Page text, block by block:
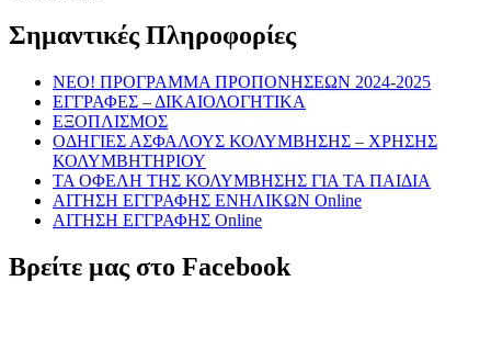
Σημαντικές Πληροφορίες
NEO! ΠΡΟΓΡΑΜΜΑ ΠΡΟΠΟΝΗΣΕΩΝ 2024-2025
ΕΓΓΡΑΦΕΣ – ΔΙΚΑΙΟΛΟΓΗΤΙΚΑ
ΕΞΟΠΛΙΣΜΟΣ
ΟΔΗΓΙΕΣ ΑΣΦΑΛΟΥΣ ΚΟΛΥΜΒΗΣΗΣ – ΧΡΗΣΗΣ
ΚΟΛΥΜΒΗΤΗΡΙΟΥ
ΤΑ ΟΦΕΛΗ ΤΗΣ ΚΟΛΥΜΒΗΣΗΣ ΓΙΑ ΤΑ ΠΑΙΔΙΑ
ΑΙΤΗΣΗ ΕΓΓΡΑΦΗΣ ΕΝΗΛΙΚΩΝ Online
ΑΙΤΗΣΗ ΕΓΓΡΑΦΗΣ Online
Βρείτε μας στο Facebook